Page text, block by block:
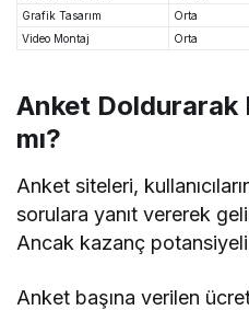
Grafik Tasarım
Orta
Video Montaj
Orta
Anket Doldurarak
mı?
Anket siteleri,
sorulara yanıt vererek
Ancak kazanç potansiyeli
Anket başına verilen